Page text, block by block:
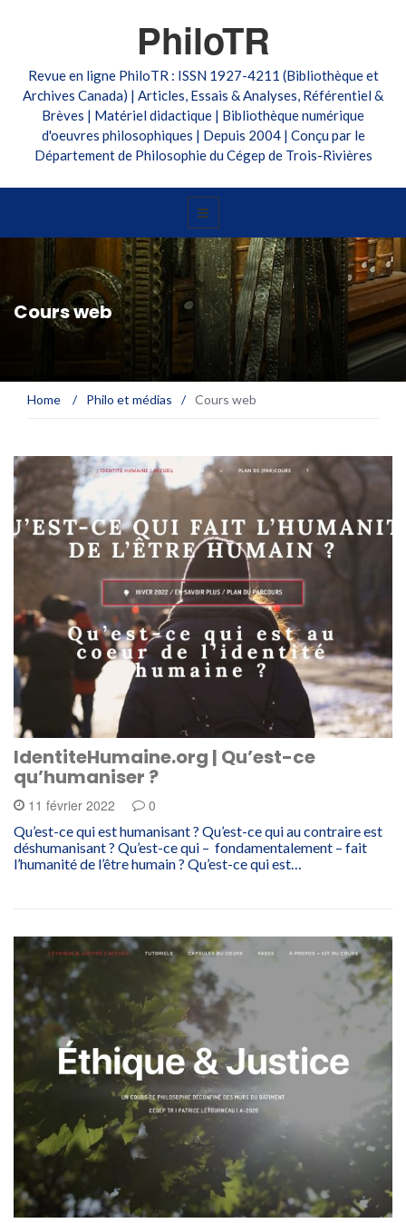
PhiloTR
Revue en ligne PhiloTR : ISSN 1927-4211 (Bibliothèque et
Archives Canada) | Articles, Essais & Analyses, Référentiel &
Brèves | Matériel didactique | Bibliothèque numérique
d'oeuvres philosophiques | Depuis 2004 | Conçu par le
Département de Philosophie du Cégep de Trois-Rivières
Cours web
Home / Philo et médias / Cours web
IdentiteHumaine.org | Qu’est-ce
qu’humaniser ?
11 février 2022 0
Qu’est-ce qui est humanisant ? Qu’est-ce qui au contraire est
déshumanisant ? Qu’est-ce qui – fondamentalement – fait
l’humanité de l’être humain ? Qu’est-ce qui est…